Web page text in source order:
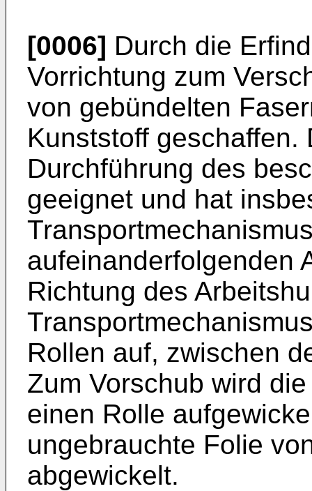
[0006] Durch die
Vorrichtung zum
von gebündelten
Kunststoff geschaffen.
Durchführung des
geeignet und hat
aufeinanderfolgenden
Richtung des
Rollen auf, zwischen
Zum Vorschub wird
einen Rolle
ungebrauchte Folie
abgewickelt.